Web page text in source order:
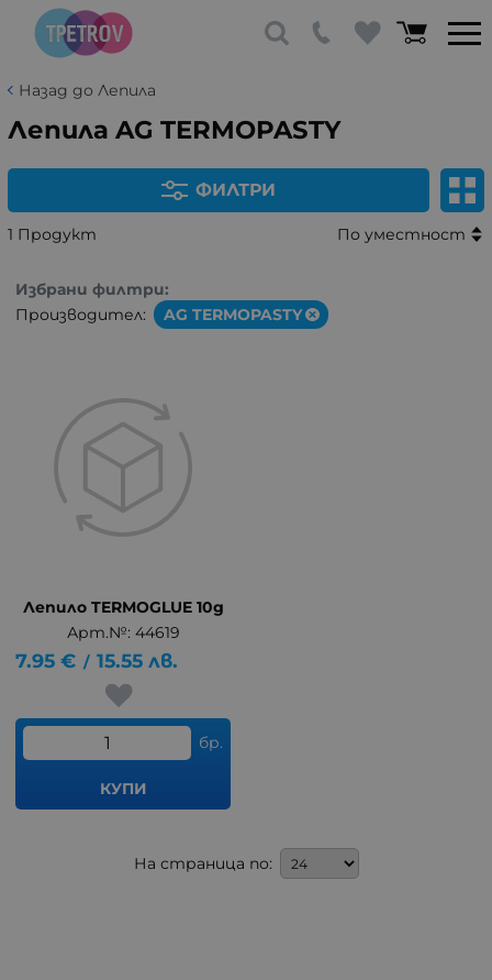
Назад до Лепила
Лепила AG TERMOPASTY
ФИЛТРИ
1 Продукт По уместност
Избрани филтри:
Производител:
AG TERMOPASTY
Лепило TERMOGLUE 10g
Арт.№: 44619
7.95 € / 15.55 лв.
бр.
КУПИ
На страница по: